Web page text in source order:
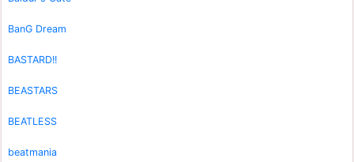
BanG Dream
BASTARD!!
BEASTARS
BEATLESS
beatmania